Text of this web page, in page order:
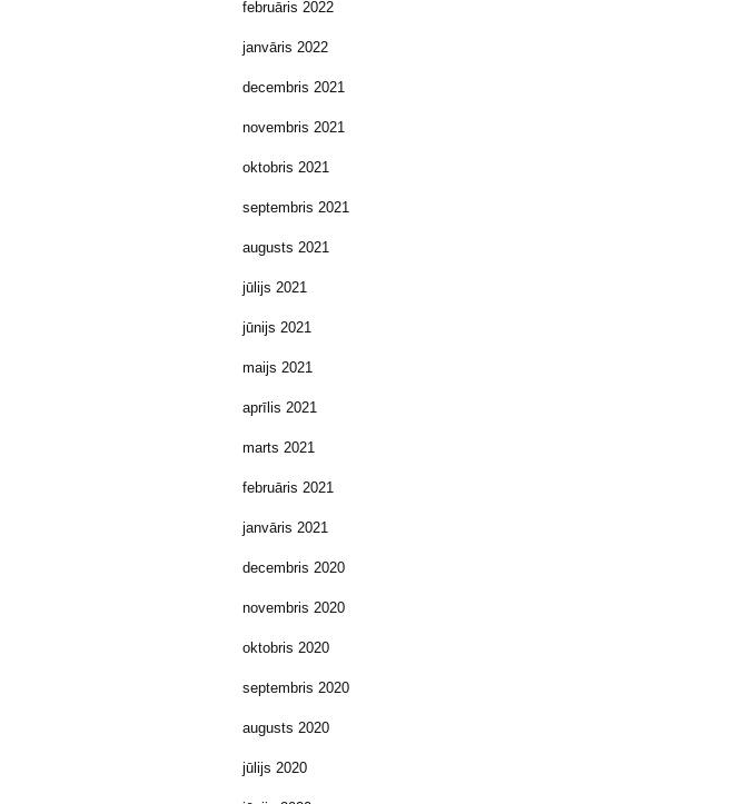
februāris 2022
janvāris 2022
decembris 2021
novembris 2021
oktobris 2021
septembris 2021
augusts 2021
jūlijs 2021
jūnijs 2021
maijs 2021
aprīlis 2021
marts 2021
februāris 2021
janvāris 2021
decembris 2020
novembris 2020
oktobris 2020
septembris 2020
augusts 2020
jūlijs 2020